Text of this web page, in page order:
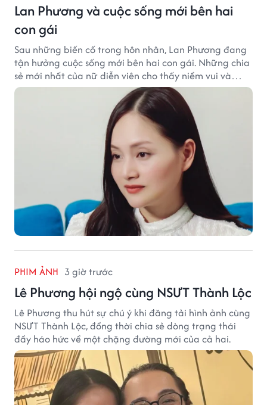
Lan Phương và cuộc sống mới bên hai
con gái
Sau những biến cố trong hôn nhân, Lan Phương đang
tận hưởng cuộc sống mới bên hai con gái. Những chia
sẻ mới nhất của nữ diễn viên cho thấy niềm vui và
hạnh phúc hiện tại đến từ những điều bình dị mỗi
PHIM ẢNH 3 giờ trước
Lê Phương hội ngộ cùng NSƯT Thành Lộc
Lê Phương thu hút sự chú ý khi đăng tải hình ảnh cùng
NSƯT Thành Lộc, đồng thời chia sẻ dòng trạng thái
đầy háo hức về một chặng đường mới của cả hai.